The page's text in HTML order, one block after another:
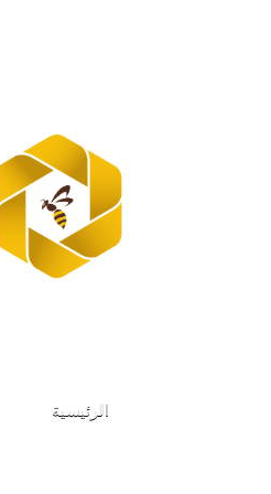
الرئيسية